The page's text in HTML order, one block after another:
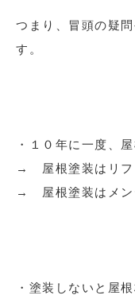
つまり、冒頭の疑
す。
・１０年に一度、屋
→ 屋根塗装はリフ
→ 屋根塗装はメン
・塗装しないと屋